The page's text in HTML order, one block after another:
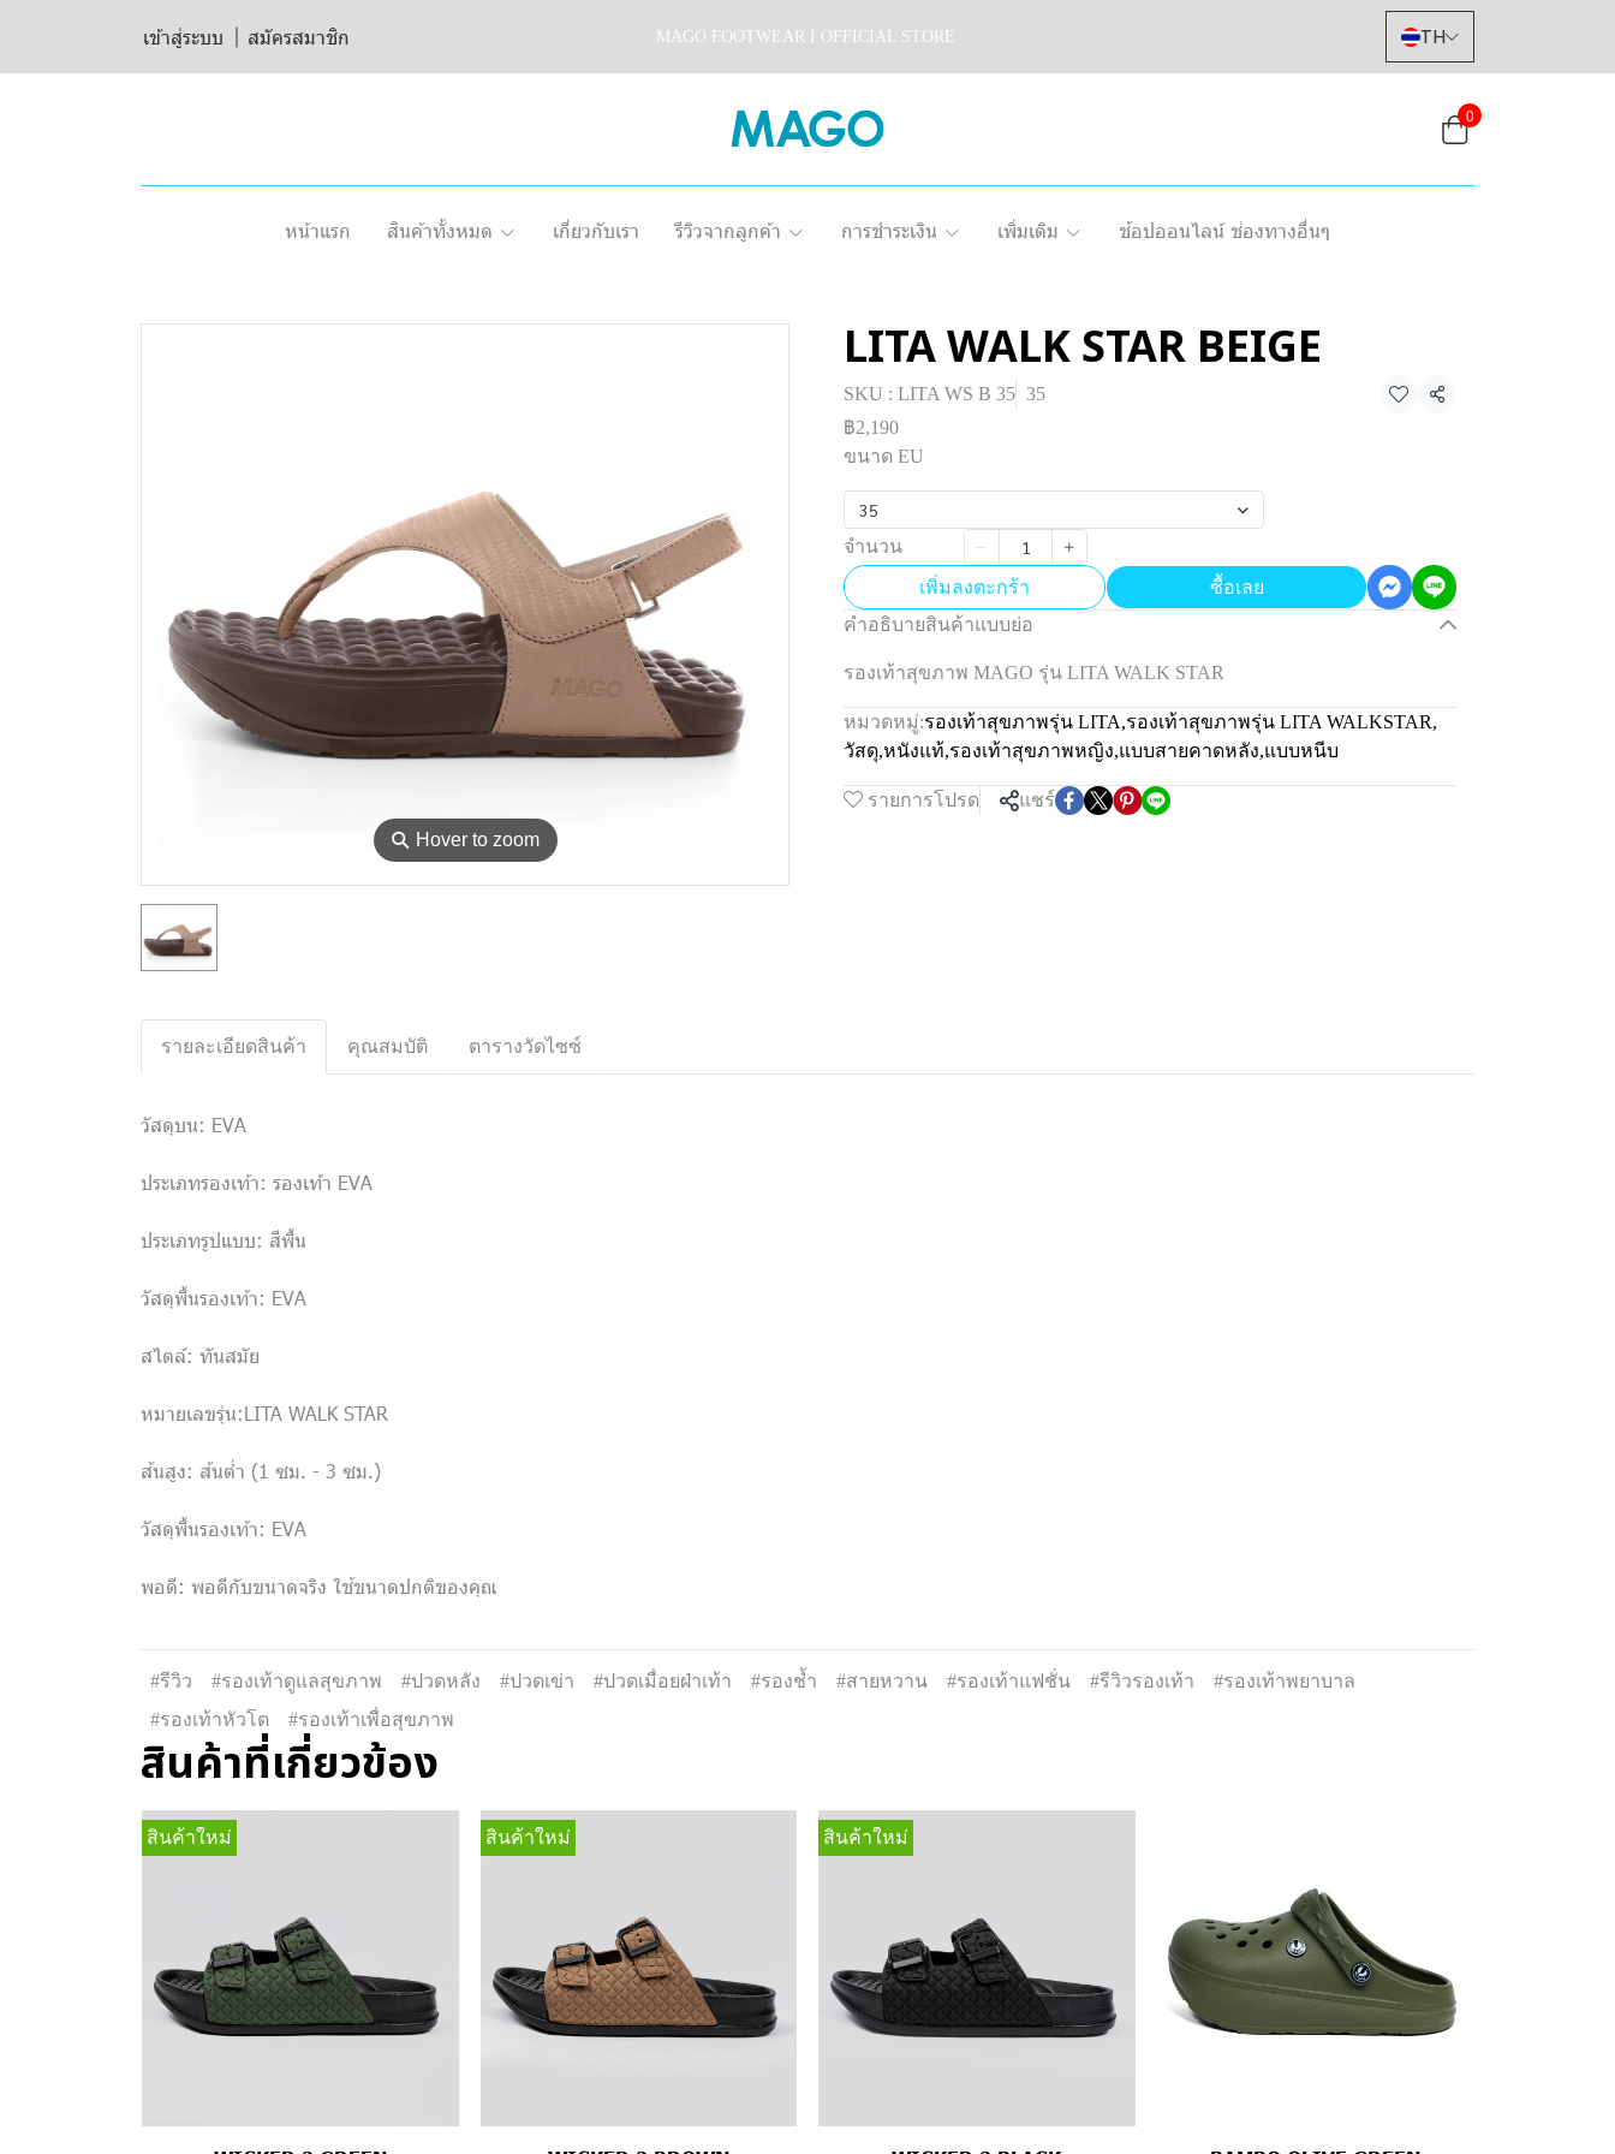
เข้าสู่ระบบ สมัครสมาชิก MAGO FOOTWEAR I OFFICIAL STORE TH
0
หน้าแรก สินค้าทั้งหมด เกี่ยวกับเรา รีวิวจากลูกค้า การชำระเงิน เพิ่มเติม ช้อปออนไลน์ ช่องทางอื่นๆ
⚲ Hover to zoom
LITA WALK STAR BEIGE
SKU : LITA WS B 35 35
แชร์
฿2,190
ขนาด EU
35
จำนวน
เพิ่มลงตะกร้า
ซื้อเลย
คำอธิบายสินค้าแบบย่อ
รองเท้าสุขภาพ MAGO รุ่น LITA WALK STAR
หมวดหมู่:รองเท้าสุขภาพรุ่น LITA,รองเท้าสุขภาพรุ่น LITA WALKSTAR,
วัสดุ,หนังแท้,รองเท้าสุขภาพหญิง,แบบสายคาดหลัง,แบบหนีบ
รายการโปรด แชร์
รายละเอียดสินค้า คุณสมบัติ ตารางวัดไซซ์
วัสดุบน: EVA
ประเภทรองเท้า: รองเท้า EVA
ประเภทรูปแบบ: สีพื้น
วัสดุพื้นรองเท้า: EVA
สไตล์: ทันสมัย
หมายเลขรุ่น:LITA WALK STAR
ส้นสูง: ส้นต่ำ (1 ซม. - 3 ซม.)
วัสดุพื้นรองเท้า: EVA
พอดี: พอดีกับขนาดจริง ใช้ขนาดปกติของคุณ
#รีวิว #รองเท้าดูแลสุขภาพ #ปวดหลัง #ปวดเข่า #ปวดเมื่อยฝ่าเท้า #รองช้ำ #สายหวาน #รองเท้าแฟชั่น #รีวิวรองเท้า
#รองเท้าพยาบาล
#รองเท้าหัวโต
#รองเท้าเพื่อสุขภาพ
สินค้าที่เกี่ยวข้อง
สินค้าใหม่ สินค้าใหม่ สินค้าใหม่